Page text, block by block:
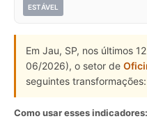
ESTÁVEL
Em Jau, SP, nos últimos
06/2026), o setor de
seguintes transformações:
Como usar esses indicadores: